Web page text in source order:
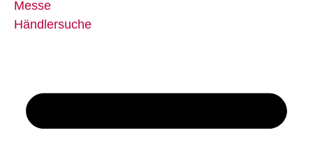
Messe
Händlersuche